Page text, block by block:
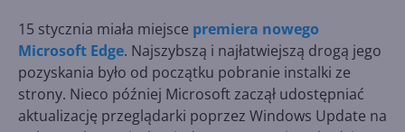
15 stycznia miała miejsce premiera nowego
Microsoft Edge. Najszybszą i najłatwiejszą drogą jego
pozyskania było od początku pobranie instalki ze
strony. Nieco później Microsoft zaczął udostępniać
aktualizację przeglądarki poprzez Windows Update na